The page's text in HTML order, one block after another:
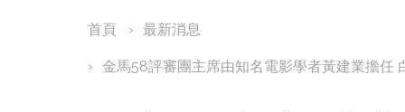
首頁 最新消息
金馬58評審團主席由知名電影學者黃建業擔任